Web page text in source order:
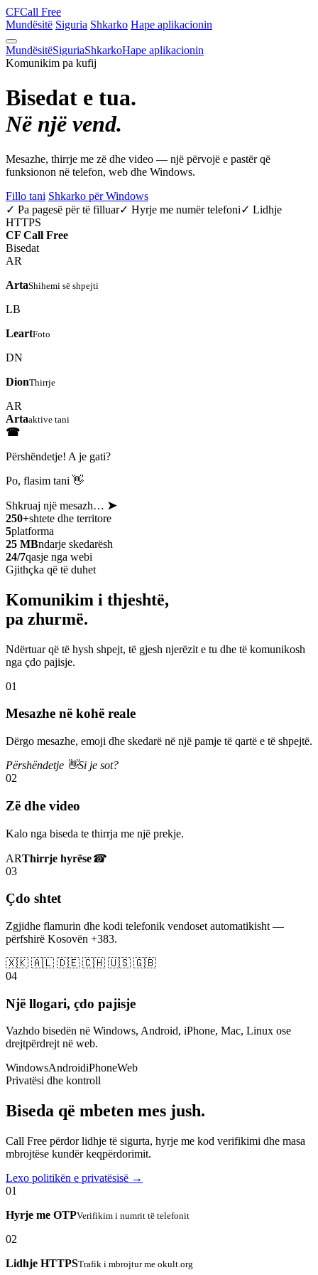
CFCall Free
Mundësitë Siguria Shkarko Hape aplikacionin
MundësitëSiguriaShkarkoHape aplikacionin
Komunikim pa kufij
Bisedat e tua.
Në një vend.
Mesazhe, thirrje me zë dhe video — një përvojë e pastër që
funksionon në telefon, web dhe Windows.
Fillo tani Shkarko për Windows
✓ Pa pagesë për të filluar✓ Hyrje me numër telefoni✓ Lidhje
HTTPS
CF Call Free
Bisedat
AR
ArtaShihemi së shpejti
LB
LeartFoto
DN
DionThirrje
AR
Artaaktive tani
☎
Përshëndetje! A je gati?
Po, flasim tani 👋
Shkruaj një mesazh… ➤
250+shtete dhe territore
5platforma
25 MBndarje skedarësh
24/7qasje nga webi
Gjithçka që të duhet
Komunikim i thjeshtë,
pa zhurmë.
Ndërtuar që të hysh shpejt, të gjesh njerëzit e tu dhe të komunikosh
nga çdo pajisje.
01
Mesazhe në kohë reale
Dërgo mesazhe, emoji dhe skedarë në një pamje të qartë e të shpejtë.
Përshëndetje 👋Si je sot?
02
Zë dhe video
Kalo nga biseda te thirrja me një prekje.
ARThirrje hyrëse☎
03
Çdo shtet
Zgjidhe flamurin dhe kodi telefonik vendoset automatikisht —
përfshirë Kosovën +383.
🇽🇰 🇦🇱 🇩🇪 🇨🇭 🇺🇸 🇬🇧
04
Një llogari, çdo pajisje
Vazhdo bisedën në Windows, Android, iPhone, Mac, Linux ose
drejtpërdrejt në web.
WindowsAndroidiPhoneWeb
Privatësi dhe kontroll
Biseda që mbeten mes jush.
Call Free përdor lidhje të sigurta, hyrje me kod verifikimi dhe masa
mbrojtëse kundër keqpërdorimit.
Lexo politikën e privatësisë →
01
Hyrje me OTPVerifikim i numrit të telefonit
02
Lidhje HTTPSTrafik i mbrojtur me okult.org